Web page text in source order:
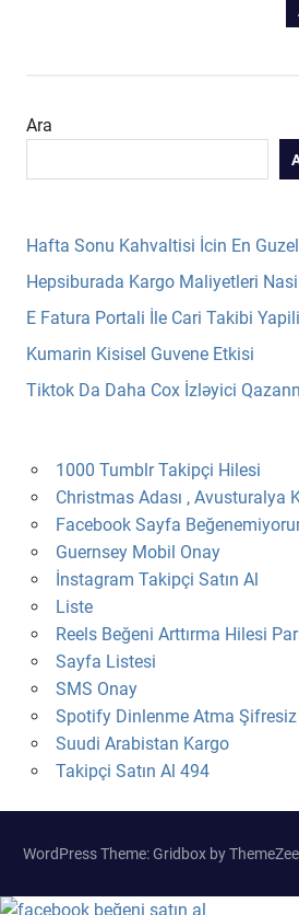
Ara
Hafta Sonu Kahvaltisi İcin En
Hepsiburada Kargo Maliyetleri
E Fatura Portali İle Cari Takibi
Kumarin Kisisel Guvene Etkisi
Tiktok Da Daha Cox İzləyici
1000 Tumblr Takipçi Hilesi
Christmas Adası , Avusturalya
Facebook Sayfa
Guernsey Mobil Onay
İnstagram Takipçi Satın Al
Liste
Reels Beğeni Arttırma Hilesi
Sayfa Listesi
SMS Onay
Spotify Dinlenme Atma Şifresiz
Suudi Arabistan Kargo
Takipçi Satın Al 494
WordPress Theme: Gridbox by